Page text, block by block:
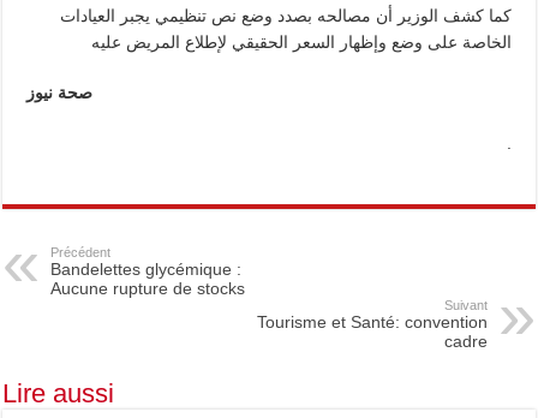
كما كشف الوزير أن مصالحه بصدد وضع نص تنظيمي يجبر العيادات
الخاصة على وضع وإظهار السعر الحقيقي لإطلاع المريض عليه
صحة نيوز
Précédent
Bandelettes glycémique :
Aucune rupture de stocks
Suivant
Tourisme et Santé: convention
cadre
Lire aussi